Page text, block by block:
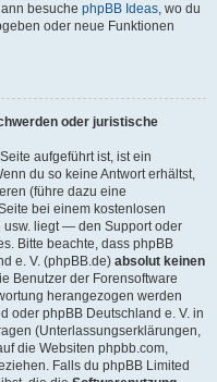
besuche phpBB Ideas, wo du
oder neue Funktionen
oder juristische
aufgeführt ist, ist ein
du so keine Antwort erhältst,
(führe dazu eine
bei einem kostenlosen
usw. liegt — den Support oder
Bitte beachte, dass phpBB
e. V. (phpBB.de) absolut keinen
Benutzer der Forensoftware
herangezogen werden
oder phpBB Deutschland e. V. in
(Unterlassungserklärungen,
die Websiten phpbb.com,
Falls du phpBB Limited